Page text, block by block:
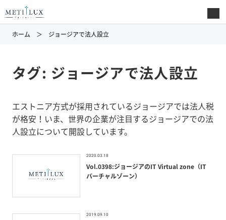
ホーム ジョージアで法人設立
タグ: ジョージアで法人設立
エストニア方式が採用されているジョージアでは法人税
が格安！いま、世界の企業が注目するジョージアでの法
人設立について開設しています。
2020.03.18
Vol.0398:ジョージアのIT Virtual zone（IT
バーチャルゾーン）
2019.09.10